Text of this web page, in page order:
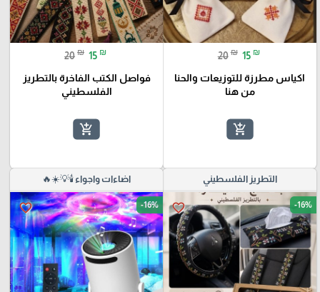
20 ₪ 15 ₪
اكياس مطرزة للتوزيعات والحنا
من هنا
add_shopping_cart
20 ₪ 15 ₪
فواصل الكتب الفاخرة بالتطريز
الفلسطيني
add_shopping_cart
التطريز الفلسطيني
favorite_border -16%
اضاءات واجواء 🕯️💡☀️🔥
favorite_border -16%